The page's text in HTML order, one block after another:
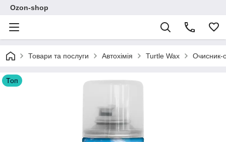
Ozon-shop
Товари та послуги Автохімія Turtle Wax Очисник-
Топ